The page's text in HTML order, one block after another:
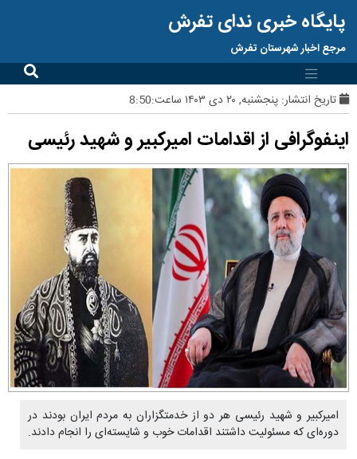
پایگاه خبری ندای تفرش
مرجع اخبار شهرستان تفرش
تاریخ انتشار: پنجشنبه, ۲۰ دی ۱۴۰۳ ساعت:8:50
اینفوگرافی از اقدامات امیرکبیر و شهید رئیسی
امیرکبیر و شهید رئیسی هر دو از خدمتگزاران به مردم ایران بودند در
دوره‌ای که مسئولیت داشتند اقدامات خوب و شایسته‌ای را انجام دادند.